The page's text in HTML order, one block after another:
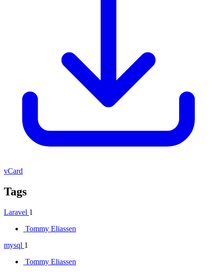
vCard
Tags
Laravel 1
Tommy Eliassen
mysql 1
Tommy Eliassen